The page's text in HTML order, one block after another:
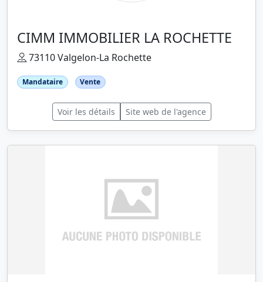
CIMM IMMOBILIER LA ROCHETTE
73110 Valgelon-La Rochette
Mandataire Vente
Voir les détails Site web de l'agence